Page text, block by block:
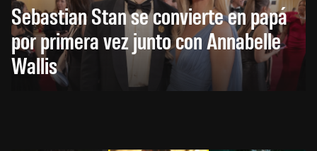
Sebastian Stan se convierte en papá
por primera vez junto con Annabelle
Wallis